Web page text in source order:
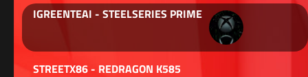
IGREENTEAI - STEELSERIES PRIME
STREETX86 - REDRAGON K585